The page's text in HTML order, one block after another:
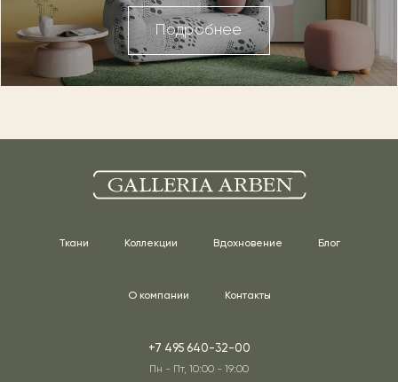
Подробнее
Ткани Коллекции Вдохновение Блог
О компании Контакты
+7 495 640-32-00
Пн - Пт, 10:00 - 19:00